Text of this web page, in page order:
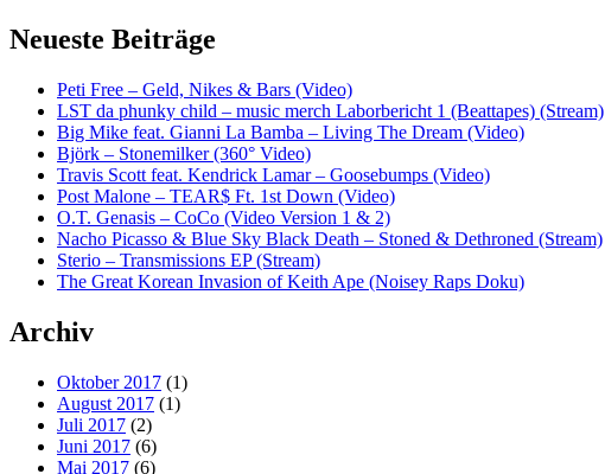
Neueste Beiträge
Peti Free – Geld, Nikes & Bars (Video)
LST da phunky child – music merch Laborbericht 1 (Beattapes) (Stream)
Big Mike feat. Gianni La Bamba – Living The Dream (Video)
Björk – Stonemilker (360° Video)
Travis Scott feat. Kendrick Lamar – Goosebumps (Video)
Post Malone – TEAR$ Ft. 1st Down (Video)
O.T. Genasis – CoCo (Video Version 1 & 2)
Nacho Picasso & Blue Sky Black Death – Stoned & Dethroned (Stream)
Sterio – Transmissions EP (Stream)
The Great Korean Invasion of Keith Ape (Noisey Raps Doku)
Archiv
Oktober 2017 (1)
August 2017 (1)
Juli 2017 (2)
Juni 2017 (6)
Mai 2017 (6)